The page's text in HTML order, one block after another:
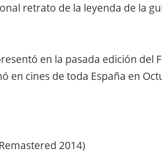
retrato de la leyenda de la
en la pasada edición del
en cines de toda España en
2014)